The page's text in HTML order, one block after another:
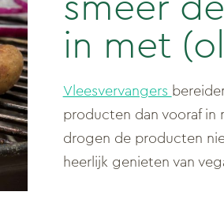
smeer
in met
Vleesvervangers
producten dan vooraf in
drogen de producten
heerlijk genieten van